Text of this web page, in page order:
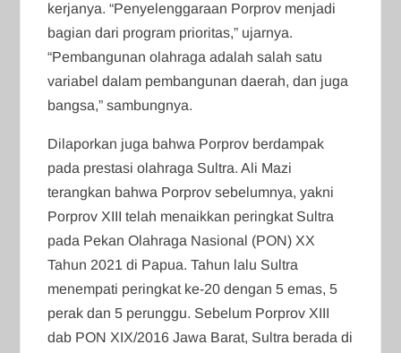
kerjanya. “Penyelenggaraan Porprov menjadi
bagian dari program prioritas,” ujarnya.
“Pembangunan olahraga adalah salah satu
variabel dalam pembangunan daerah, dan juga
bangsa,” sambungnya.
Dilaporkan juga bahwa Porprov berdampak
pada prestasi olahraga Sultra. Ali Mazi
terangkan bahwa Porprov sebelumnya, yakni
Porprov XIII telah menaikkan peringkat Sultra
pada Pekan Olahraga Nasional (PON) XX
Tahun 2021 di Papua. Tahun lalu Sultra
menempati peringkat ke-20 dengan 5 emas, 5
perak dan 5 perunggu. Sebelum Porprov XIII
dab PON XIX/2016 Jawa Barat, Sultra berada di